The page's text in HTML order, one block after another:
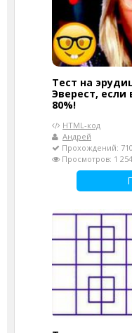
Тест на
Эверест,
80%!
HTML-код
Андрей
Прохождений:
Просмотров: 1